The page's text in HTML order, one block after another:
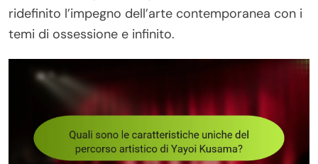
ridefinito l’impegno dell’arte contemporanea con i
temi di ossessione e infinito.